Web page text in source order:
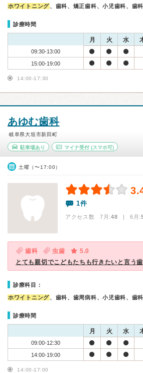
ホワイトニング、歯科、矯正歯科、小児歯科、歯
診療時間
月 火 水
09:30-13:00
15:00-19:00
14:00-17:30
あゆむ歯科
岐阜県大垣市新田町
駐車場あり マイナ受付(スマホ可)
土曜（〜17:00）
1件
アクセス数 7月:48 | 6月:
歯科 虫歯
5.0
とても親切でこどもたちも行きたいと言う
診療科目：
ホワイトニング、歯科、歯周病科、小児歯科、歯
診療時間
月 火 水
09:00-12:30
14:00-19:00
14:00-17:00